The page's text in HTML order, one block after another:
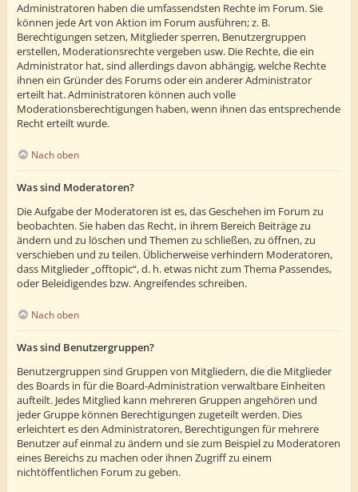
Administratoren haben die umfassendsten Rechte im Forum. Sie
können jede Art von Aktion im Forum ausführen; z. B.
Berechtigungen setzen, Mitglieder sperren, Benutzergruppen
erstellen, Moderationsrechte vergeben usw. Die Rechte, die ein
Administrator hat, sind allerdings davon abhängig, welche Rechte
ihnen ein Gründer des Forums oder ein anderer Administrator
erteilt hat. Administratoren können auch volle
Moderationsberechtigungen haben, wenn ihnen das entsprechende
Recht erteilt wurde.
Nach oben
Was sind Moderatoren?
Die Aufgabe der Moderatoren ist es, das Geschehen im Forum zu
beobachten. Sie haben das Recht, in ihrem Bereich Beiträge zu
ändern und zu löschen und Themen zu schließen, zu öffnen, zu
verschieben und zu teilen. Üblicherweise verhindern Moderatoren,
dass Mitglieder „offtopic“, d. h. etwas nicht zum Thema Passendes,
oder Beleidigendes bzw. Angreifendes schreiben.
Nach oben
Was sind Benutzergruppen?
Benutzergruppen sind Gruppen von Mitgliedern, die die Mitglieder
des Boards in für die Board-Administration verwaltbare Einheiten
aufteilt. Jedes Mitglied kann mehreren Gruppen angehören und
jeder Gruppe können Berechtigungen zugeteilt werden. Dies
erleichtert es den Administratoren, Berechtigungen für mehrere
Benutzer auf einmal zu ändern und sie zum Beispiel zu Moderatoren
eines Bereichs zu machen oder ihnen Zugriff zu einem
nichtöffentlichen Forum zu geben.